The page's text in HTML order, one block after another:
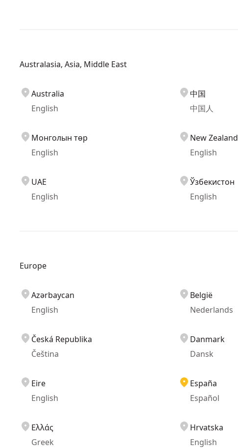
Australasia, Asia, Middle East
Australia
English
中国
中国人
Монголын төр
English
New Zealand
English
UAE
English
Ўзбекистон
English
Europe
Azərbaycan
English
België
Nederlands
Česká Republika
Čeština
Danmark
Dansk
Eire
English
España
Español
Ελλάς
Greek
Hrvatska
English